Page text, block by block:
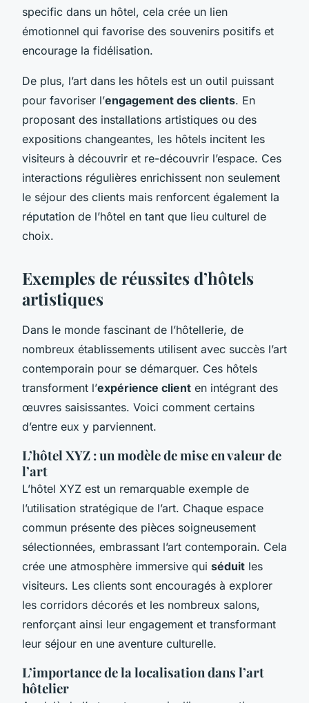
specific dans un hôtel, cela crée un lien
émotionnel qui favorise des souvenirs positifs et
encourage la fidélisation.
De plus, l’art dans les hôtels est un outil puissant
pour favoriser l’engagement des clients. En
proposant des installations artistiques ou des
expositions changeantes, les hôtels incitent les
visiteurs à découvrir et re-découvrir l’espace. Ces
interactions régulières enrichissent non seulement
le séjour des clients mais renforcent également la
réputation de l’hôtel en tant que lieu culturel de
choix.
Exemples de réussites d’hôtels
artistiques
Dans le monde fascinant de l’hôtellerie, de
nombreux établissements utilisent avec succès l’art
contemporain pour se démarquer. Ces hôtels
transforment l’expérience client en intégrant des
œuvres saisissantes. Voici comment certains
d’entre eux y parviennent.
L’hôtel XYZ : un modèle de mise en valeur de
l’art
L’hôtel XYZ est un remarquable exemple de
l’utilisation stratégique de l’art. Chaque espace
commun présente des pièces soigneusement
sélectionnées, embrassant l’art contemporain. Cela
crée une atmosphère immersive qui séduit les
visiteurs. Les clients sont encouragés à explorer
les corridors décorés et les nombreux salons,
renforçant ainsi leur engagement et transformant
leur séjour en une aventure culturelle.
L’importance de la localisation dans l’art
hôtelier